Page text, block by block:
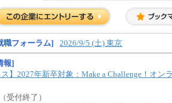
※経験、能力等を
決定
※試用期間中も給
職フォーラム] 2026/9/5 (土) 東京
報]
ス】2027年新卒対象：Make a Challenge！オ
受付終了）